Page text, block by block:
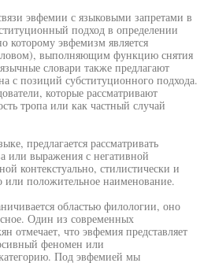
эвфемии с языковыми запретами в
подход в определении
которому эвфемизм является
выполняющим функцию снятия
словари также предлагают
с позиций субституционного подхода.
которые рассматривают
тропа или как частный случай
предлагается рассматривать
или выражения с негативной
контекстуально, стилистически и
или положительное наименование.
областью филологии, оно
Один из современных
отмечает, что эвфемия представляет
феномен или
Под эвфемией мы